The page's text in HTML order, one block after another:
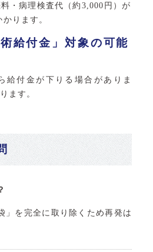
・病理検査代（約3,000円）が
かります。
給付金」対象の可能
給付金が下りる場合がありま
ます。
」を完全に取り除くため再発は